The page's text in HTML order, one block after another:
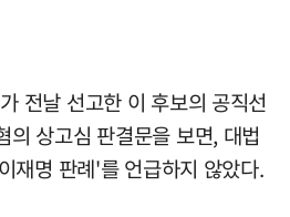
전날 선고한 이 후보의 공직선
의 상고심 판결문을 보면, 대법
재명 판례'를 언급하지 않았다.